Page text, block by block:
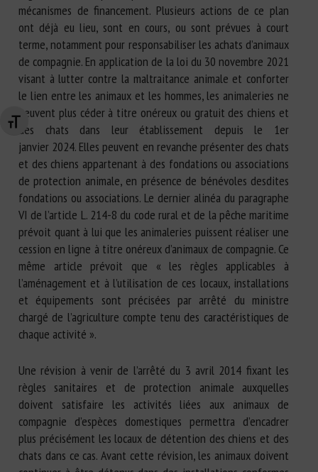
Changer la taille de la police
mécanismes de financement. Plusieurs actions de ce plan
ont déjà eu lieu, sont en cours, ou sont prévues à court
terme, notamment pour responsabiliser les achats d’animaux
de compagnie. En application de la loi du 30 novembre 2021
visant à lutter contre la maltraitance animale et conforter
le lien entre les animaux et les hommes, les animaleries ne
peuvent plus céder à titre onéreux ou gratuit des chiens et
des chats dans leur établissement depuis le 1er
janvier 2024. Elles peuvent en revanche présenter des chats
et des chiens appartenant à des fondations ou associations
de protection animale, en présence de bénévoles desdites
fondations ou associations. Le dernier alinéa du paragraphe
VI de l’article L. 214-8 du code rural et de la pêche maritime
prévoit quant à lui que les animaleries puissent réaliser une
cession en ligne à titre onéreux d’animaux de compagnie. Ce
même article prévoit que « les règles applicables à
l’aménagement et à l’utilisation de ces locaux, installations
et équipements sont précisées par arrêté du ministre
chargé de l’agriculture compte tenu des caractéristiques de
chaque activité ».
Une révision à venir de l’arrêté du 3 avril 2014 fixant les
règles sanitaires et de protection animale auxquelles
doivent satisfaire les activités liées aux animaux de
compagnie d’espèces domestiques permettra d’encadrer
plus précisément les locaux de détention des chiens et des
chats dans ce cas. Avant cette révision, les animaux doivent